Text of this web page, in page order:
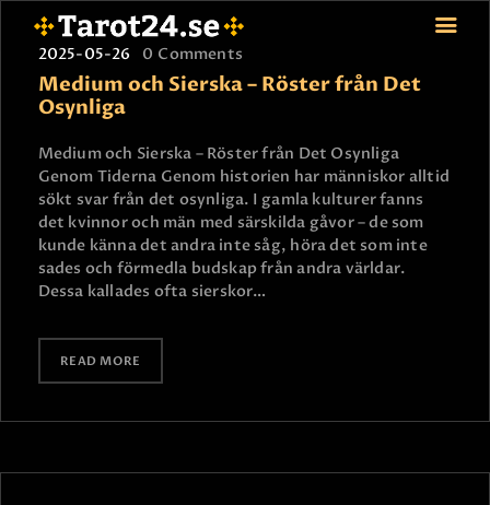
HEM
ASTROLOGI
STJÄRNTECKEN
TAROT
SPÅDAM-SIERSKA
JOBBA SOM SPÅDAM
BETALNING
2025-05-26 0 Comments
Medium och Sierska – Röster från Det
Osynliga
Medium och Sierska – Röster från Det Osynliga
Genom Tiderna Genom historien har människor alltid
sökt svar från det osynliga. I gamla kulturer fanns
det kvinnor och män med särskilda gåvor – de som
kunde känna det andra inte såg, höra det som inte
sades och förmedla budskap från andra världar.
Dessa kallades ofta sierskor…
READ MORE